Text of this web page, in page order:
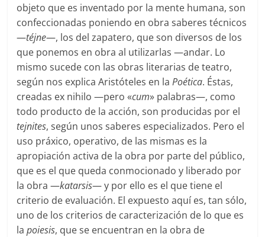
objeto que es inventado por la mente humana, son
confeccionadas poniendo en obra saberes técnicos
—téjne—, los del zapatero, que son diversos de los
que ponemos en obra al utilizarlas —andar. Lo
mismo sucede con las obras literarias de teatro,
según nos explica Aristóteles en laPoética. Éstas,
creadas ex nihilo —pero «cum» palabras—, como
todo producto de la acción, son producidas por el
tejnites, según unos saberes especializados. Pero el
uso práxico, operativo, de las mismas es la
apropiación activa de la obra por parte del público,
que es el que queda conmocionado y liberado por
la obra —katarsis— y por ello es el que tiene el
criterio de evaluación. El expuesto aquí es, tan sólo,
uno de los criterios de caracterización de lo que es
lapoiesis, que se encuentran en la obra de